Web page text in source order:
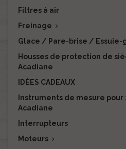
Filtres à air
Freinage 
Glace / Pare-brise /
Housses de protection de
Acadiane
IDÉES CADEAUX
Instruments de mesure pour
Acadiane
Interrupteurs
Moteurs 